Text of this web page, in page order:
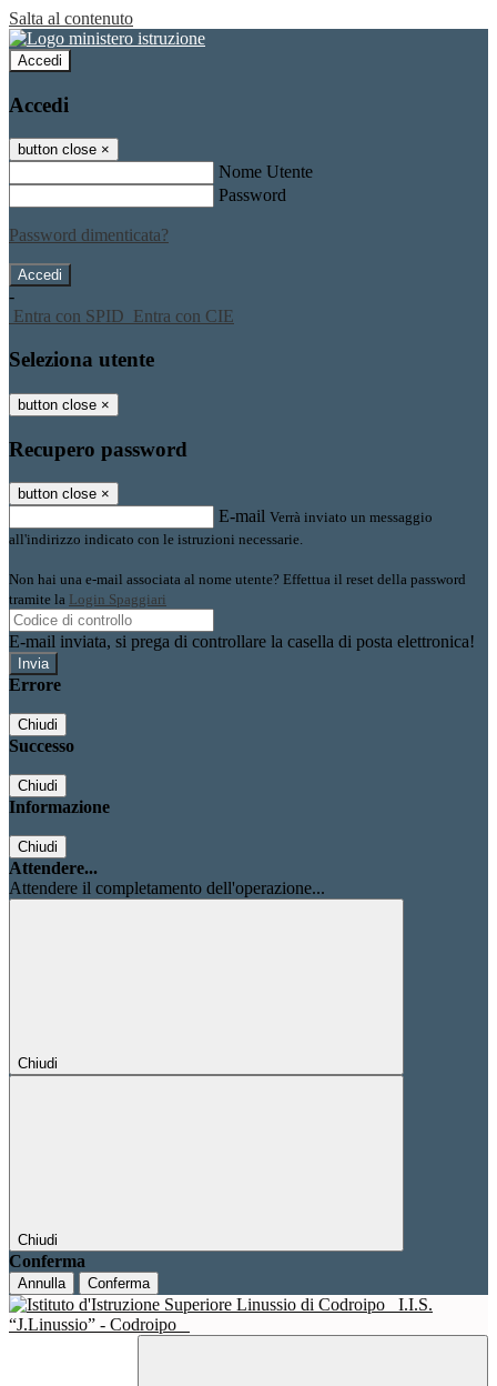
Salta al contenuto
Accedi
Accedi
button close ×
Nome Utente
Password
Password dimenticata?
-
Entra con SPID Entra con CIE
Seleziona utente
button close ×
Recupero password
button close ×
E-mail Verrà inviato un messaggio
all'indirizzo indicato con le istruzioni necessarie.
Non hai una e-mail associata al nome utente? Effettua il reset della password
tramite la Login Spaggiari
E-mail inviata, si prega di controllare la casella di posta elettronica!
Errore
Chiudi
Successo
Chiudi
Informazione
Chiudi
Attendere...
Attendere il completamento dell'operazione...
Chiudi
Chiudi
Conferma
Annulla Conferma
I.I.S.
“J.Linussio” - Codroipo